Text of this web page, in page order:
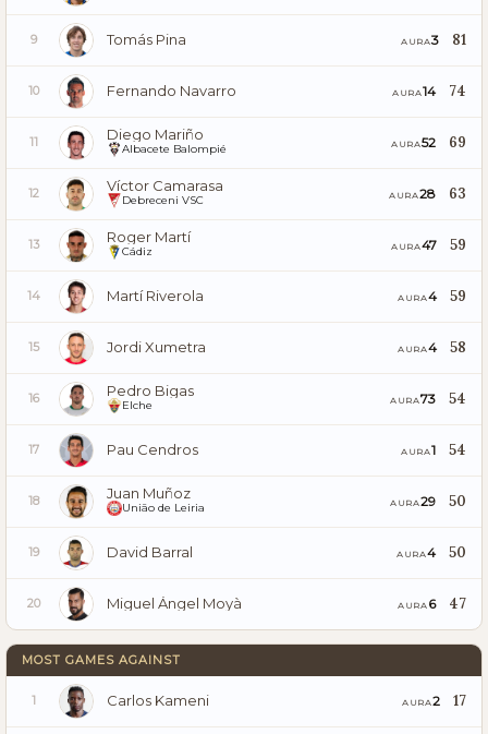
9 Tomás Pina AURA3 81
10 Fernando Navarro AURA14 74
11 Diego Mariño
Albacete Balompié AURA52 69
12 Víctor Camarasa
Debreceni VSC AURA28 63
13 Roger Martí
Cádiz AURA47 59
14 Martí Riverola AURA4 59
15 Jordi Xumetra AURA4 58
16 Pedro Bigas
Elche AURA73 54
17 Pau Cendros AURA1 54
18 Juan Muñoz
União de Leiria AURA29 50
19 David Barral AURA4 50
20 Miguel Ángel Moyà AURA 6 47
MOST GAMES AGAINST
1 Carlos Kameni AURA2 17